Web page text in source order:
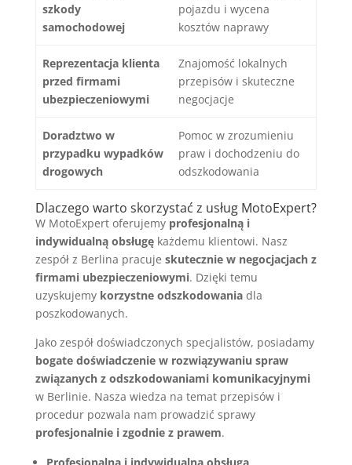
szkody
samochodowej
pojazdu i wycena
kosztów naprawy
Reprezentacja klienta
przed firmami
ubezpieczeniowymi
Znajomość lokalnych
przepisów i skuteczne
negocjacje
Doradztwo w
przypadku wypadków
drogowych
Pomoc w zrozumieniu
praw i dochodzeniu do
odszkodowania
Dlaczego warto skorzystać z usług MotoExpert?
W MotoExpert oferujemy profesjonalną i
indywidualną obsługękażdemu klientowi. Nasz
zespół z Berlina pracuje skutecznie w negocjacjach z
firmami ubezpieczeniowymi. Dzięki temu
uzyskujemy korzystne odszkodowaniadla
poszkodowanych.
Jako zespół doświadczonych specjalistów, posiadamy
bogate doświadczenie w rozwiązywaniu spraw
związanych z odszkodowaniami komunikacyjnymi
w Berlinie. Nasza wiedza na temat przepisów i
procedur pozwala nam prowadzić sprawy
profesjonalnie i zgodnie z prawem.